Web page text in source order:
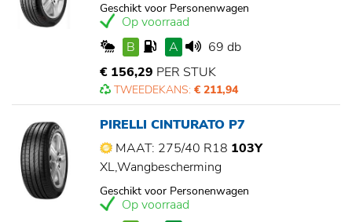
Geschikt voor Personenwagen
Op voorraad
B
A
69 db
€ 156,29 PER STUK
TWEEDEKANS: € 211,94
PIRELLI CINTURATO P7
MAAT: 275/40 R18 103Y
XL,Wangbescherming
Geschikt voor Personenwagen
Op voorraad